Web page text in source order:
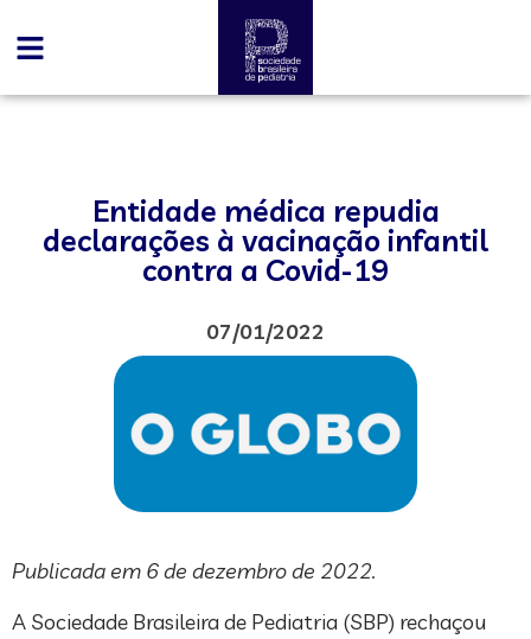
Entidade médica repudia
declarações à vacinação infantil
contra a Covid-19
07/01/2022
Publicada em 6 de dezembro de 2022.
A Sociedade Brasileira de Pediatria (SBP) rechaçou